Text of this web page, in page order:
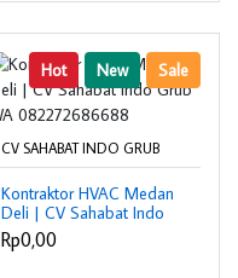
Hot New Sale
CV SAHABAT INDO GRUB
Kontraktor HVAC Medan
Deli | CV Sahabat Indo
Grub WA
082272686688
Rp0,00